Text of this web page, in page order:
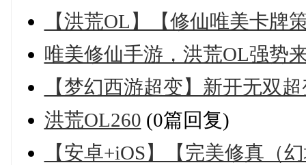
【洪荒OL】【修仙唯美卡牌
唯美修仙手游，洪荒OL强势
【梦幻西游超变】新开无双
洪荒OL260 (0篇回复)
【安卓+iOS】【完美修真（